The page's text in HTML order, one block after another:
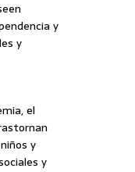
y
y
el
y
y